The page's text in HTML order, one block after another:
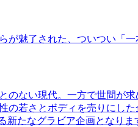
魅了された、ついつい「
のない現代。一方で世間が
若さとボディを売りにし
新たなグラビア企画となりま